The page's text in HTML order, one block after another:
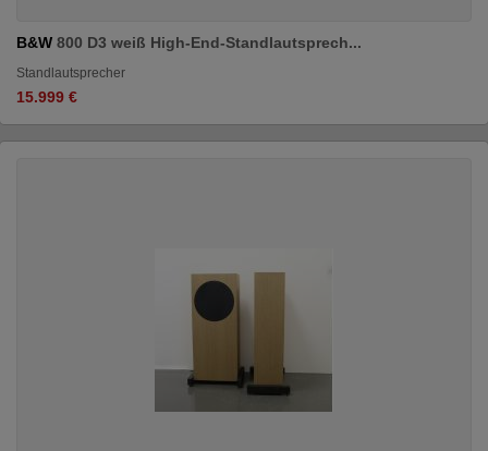
B&W 800 D3 weiß High-End-Standlautsprech...
Standlautsprecher
15.999 €